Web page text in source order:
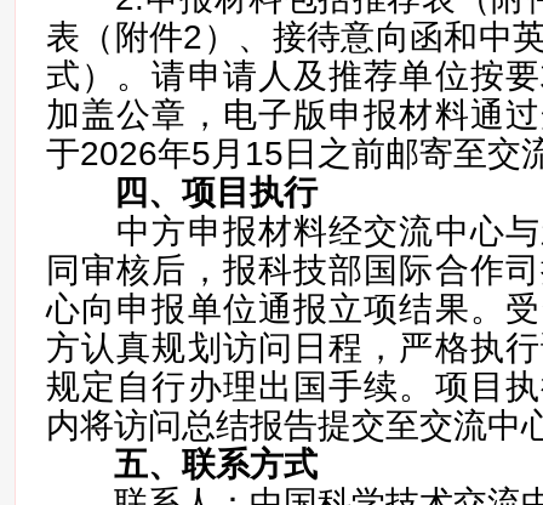
表（附件2）、接待意向函和中
式）。请申请人及推荐单位按
加盖公章，电子版申报材料通
于2026年5月15日之前邮寄至交
四、项目执行
中方申报材料经交流中心与
同审核后，报科技部国际合作
心向申报单位通报立项结果。
方认真规划访问日程，严格执
规定自行办理出国手续。项目
内将访问总结报告提交至交流中
五、联系方式